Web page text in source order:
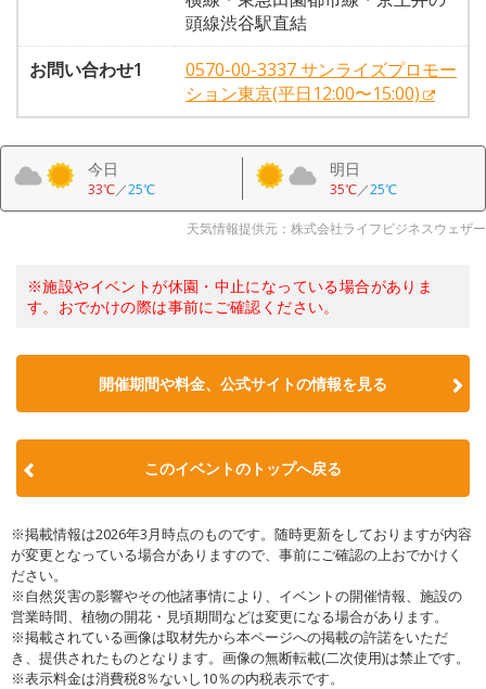
頭線渋谷駅直結
お問い合わせ1
0570-00-3337 サンライズプロモー
ション東京(平日12:00〜15:00)
今日
33℃／25℃
明日
35℃／25℃
天気情報提供元：株式会社ライフビジネスウェザー
※施設やイベントが休園・中止になっている場合がありま
す。おでかけの際は事前にご確認ください。
開催期間や料金、公式サイトの情報を見る
このイベントのトップへ戻る
※掲載情報は2026年3月時点のものです。随時更新をしておりますが内容
が変更となっている場合がありますので、事前にご確認の上おでかけく
ださい。
※自然災害の影響やその他諸事情により、イベントの開催情報、施設の
営業時間、植物の開花・見頃期間などは変更になる場合があります。
※掲載されている画像は取材先から本ページへの掲載の許諾をいただ
き、提供されたものとなります。画像の無断転載(二次使用)は禁止です。
※表示料金は消費税8％ないし10％の内税表示です。